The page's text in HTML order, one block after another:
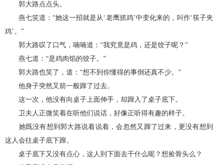
郭大路点点头。
燕七笑道：“她这一招就是从‘老鹰抓鸡’中变化来的，叫作‘筷子夹
鸡’。”
郭大路叹了口气，喃喃道：“我究竟是鸡，还是饺子呢？”
燕七道：“是鸡肉馅的饺子。”
郭大路也笑了，道：“想不到你懂得的事倒还真不少。”
他身子突然又箭一般蹿了过去。
这一次，他没有向桌子上面伸手，却蹿入了桌子底下。
卫夫人正微笑着在听他们说话，好像正听得有趣的样子。
她既没有想到郭大路说着说着，会忽然又蹿了过来，更没有想到
这人会往桌子底下蹿。
桌子底下又没有点心，这人到下面去干什么呢？想捡骨头么？